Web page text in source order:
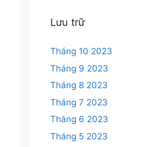
Lưu trữ
Tháng 10 2023
Tháng 9 2023
Tháng 8 2023
Tháng 7 2023
Tháng 6 2023
Tháng 5 2023